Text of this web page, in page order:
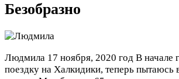
Безобразно
Людмила 17 ноября, 2020 год В начале
поездку на Халкидики, теперь пытаюсь